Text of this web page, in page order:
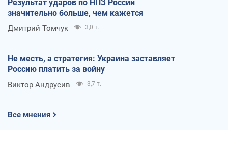
Результат ударов по НПЗ России
значительно больше, чем кажется
Дмитрий Томчук 3,0 т.
Не месть, а стратегия: Украина заставляет
Россию платить за войну
Виктор Андрусив 3,7 т.
Все мнения